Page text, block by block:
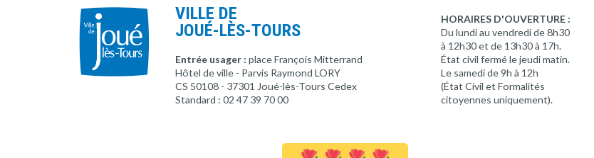
VILLE DE
JOUÉ-LÈS-TOURS
Entrée usager : place François Mitterrand
Hôtel de ville - Parvis Raymond LORY
CS 50108 - 37301 Joué-lès-Tours Cedex
Standard : 02 47 39 70 00
HORAIRES D'OUVERTURE :
Du lundi au vendredi de 8h30
à 12h30 et de 13h30 à 17h.
État civil fermé le jeudi matin.
Le samedi de 9h à 12h
(État Civil et Formalités
citoyennes uniquement).